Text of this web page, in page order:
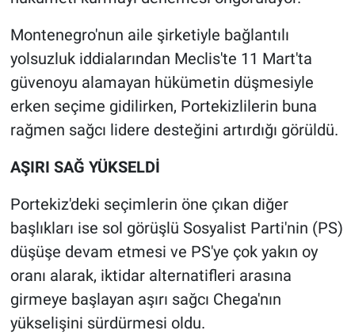
Montenegro'nun aile şirketiyle bağlantılı
yolsuzluk iddialarından Meclis'te 11 Mart'ta
güvenoyu alamayan hükümetin düşmesiyle
erken seçime gidilirken, Portekizlilerin buna
rağmen sağcı lidere desteğini artırdığı görüldü.
AŞIRI SAĞ YÜKSELDİ
Portekiz'deki seçimlerin öne çıkan diğer
başlıkları ise sol görüşlü Sosyalist Parti'nin (PS)
düşüşe devam etmesi ve PS'ye çok yakın oy
oranı alarak, iktidar alternatifleri arasına
girmeye başlayan aşırı sağcı Chega'nın
yükselişini sürdürmesi oldu.
Sağlık
Spor
Teknoloji
Yerel Gündem
Yerel Yaşam
Canlı Yayın